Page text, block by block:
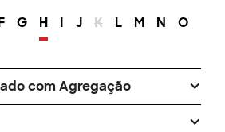
G H I J K L M N O
com Agregação